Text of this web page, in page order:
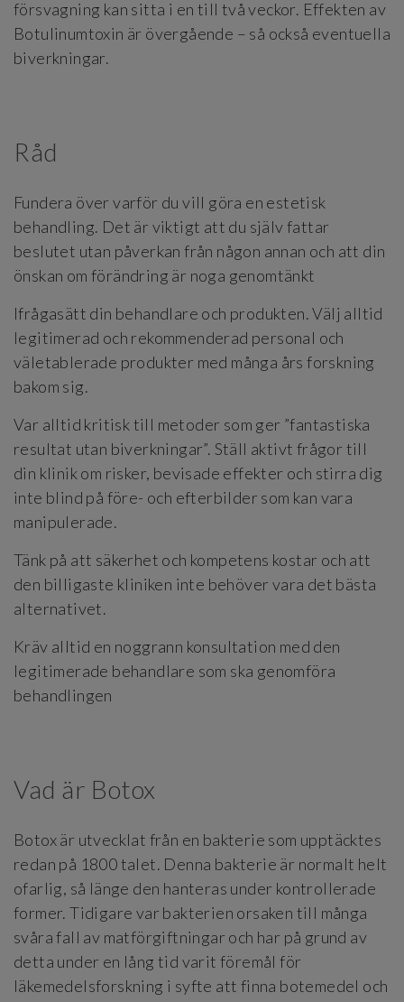
försvagning kan sitta i en till två veckor. Effekten av
Botulinumtoxin är övergående – så också eventuella
biverkningar.
Råd
Fundera över varför du vill göra en estetisk
behandling. Det är viktigt att du själv fattar
beslutet utan påverkan från någon annan och att din
önskan om förändring är noga genomtänkt
Ifrågasätt din behandlare och produkten. Välj alltid
legitimerad och rekommenderad personal och
väletablerade produkter med många års forskning
bakom sig.
Var alltid kritisk till metoder som ger ”fantastiska
resultat utan biverkningar”. Ställ aktivt frågor till
din klinik om risker, bevisade effekter och stirra dig
inte blind på före- och efterbilder som kan vara
manipulerade.
Tänk på att säkerhet och kompetens kostar och att
den billigaste kliniken inte behöver vara det bästa
alternativet.
Kräv alltid en noggrann konsultation med den
legitimerade behandlare som ska genomföra
behandlingen
Vad är Botox
Botox är utvecklat från en bakterie som upptäcktes
redan på 1800 talet. Denna bakterie är normalt helt
ofarlig, så länge den hanteras under kontrollerade
former. Tidigare var bakterien orsaken till många
svåra fall av matförgiftningar och har på grund av
detta under en lång tid varit föremål för
läkemedelsforskning i syfte att finna botemedel och